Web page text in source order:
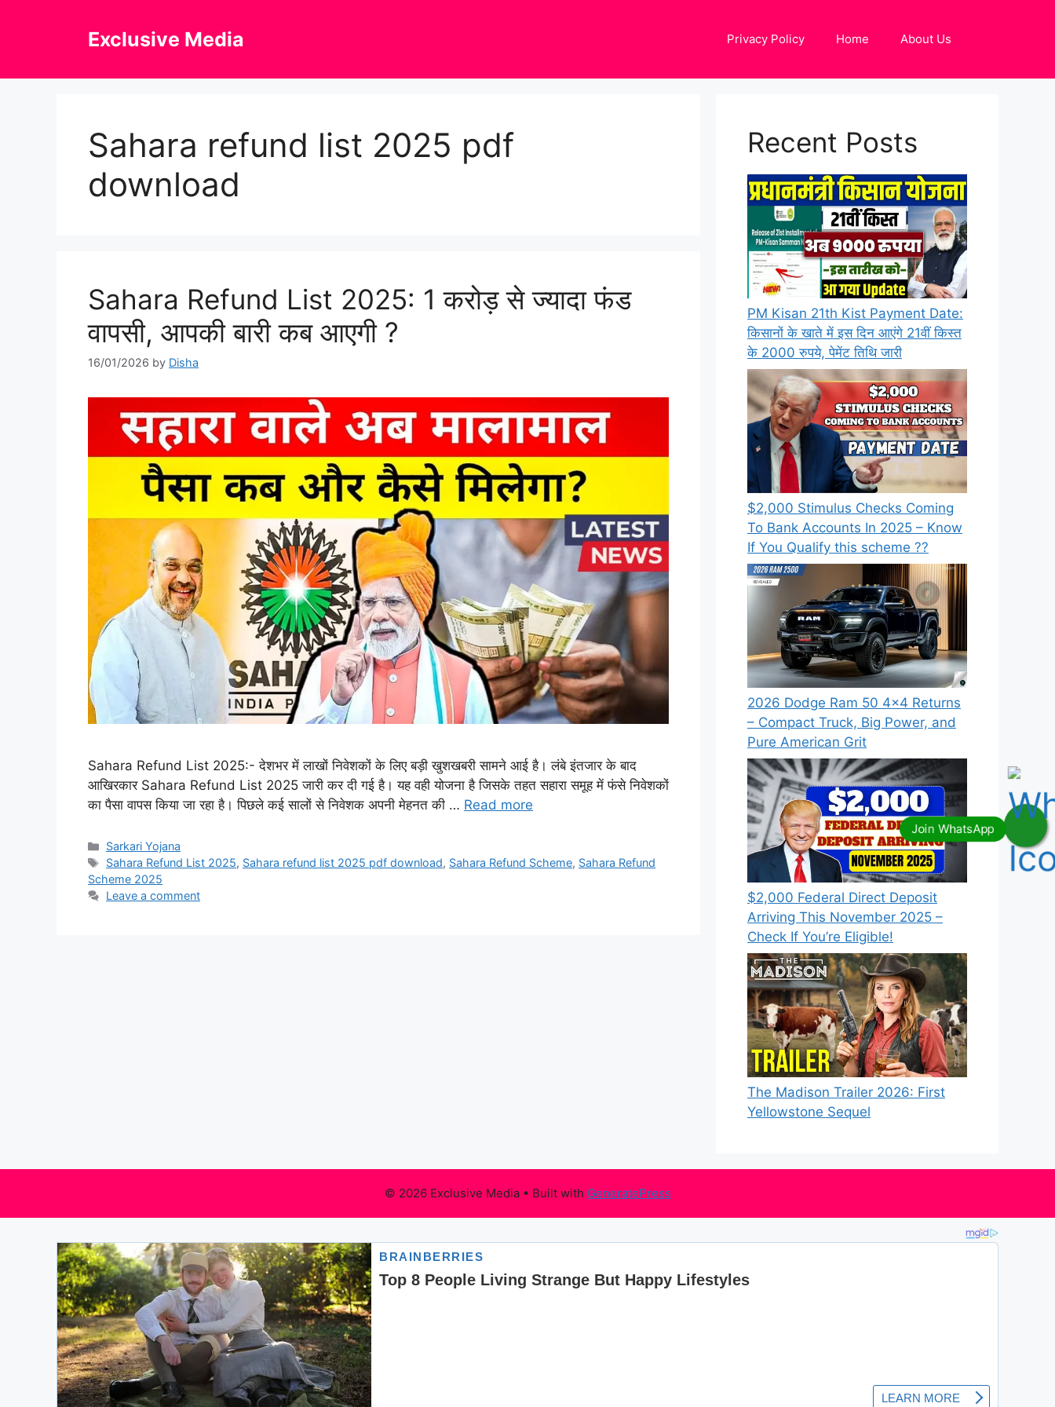
Exclusive Media Privacy Policy Home About Us
Sahara refund list 2025 pdf
download
Sahara Refund List 2025: 1 करोड़ से ज्यादा फंड
वापसी, आपकी बारी कब आएगी ?
16/01/2026 by Disha
Sahara Refund List 2025:- देशभर में लाखों निवेशकों के लिए बड़ी खुशखबरी सामने आई है। लंबे इंतजार के बाद
आखिरकार Sahara Refund List 2025 जारी कर दी गई है। यह वही योजना है जिसके तहत सहारा समूह में फंसे निवेशकों
का पैसा वापस किया जा रहा है। पिछले कई सालों से निवेशक अपनी मेहनत की … Read more
Categories
Sarkari Yojana
Tags
Sahara Refund List 2025, Sahara refund list 2025 pdf download, Sahara Refund Scheme, Sahara Refund
Scheme 2025
Leave a comment
Recent Posts
PM Kisan 21th Kist Payment Date:
किसानों के खाते में इस दिन आएंगे 21वीं किस्त
के 2000 रुपये, पेमेंट तिथि जारी
⁠$2,000 Stimulus Checks Coming
To Bank Accounts In 2025 – Know
If You Qualify this scheme ??
2026 Dodge Ram 50 4×4 Returns
– Compact Truck, Big Power, and
Pure American Grit
$2,000 Federal Direct Deposit
Arriving This November 2025 –
Check If You’re Eligible!
The Madison Trailer 2026: First
Yellowstone Sequel
© 2026 Exclusive Media• Built with GeneratePress